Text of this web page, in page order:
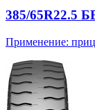
385/65R22.5
Применение: